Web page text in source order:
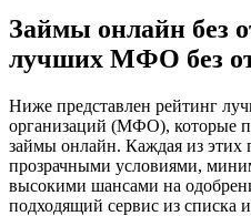
Займы онлайн без
лучших МФО без
Ниже представлен рейтинг
организаций (МФО), которые
займы онлайн. Каждая из этих
прозрачными условиями,
высокими шансами на
подходящий сервис из списка